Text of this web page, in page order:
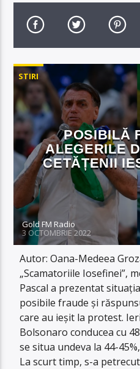
STIRI
POSIBILĂ
ALEGERILE
CETĂȚENII
Gold FM Radio
3 OCTOMBRIE 2022
Autor: Oana-Medeea
„Scamatoriile Iosefinei”,
Pascal a prezentat
posibile fraude și
care au ieșit la protest.
Bolsonaro conducea cu
se situa undeva la 44-
La scurt timp, s-a